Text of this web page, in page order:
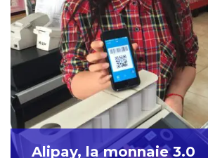
Alipay, la monnaie 3.0